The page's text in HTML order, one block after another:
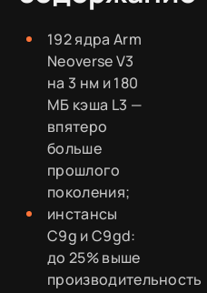
192 ядра Arm
Neoverse V3
на 3 нм и 180
МБ кэша L3 —
впятеро
больше
прошлого
поколения;
инстансы
C9g и C9gd:
до 25% выше
производительность